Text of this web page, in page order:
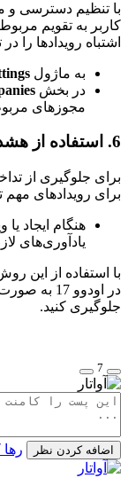
با تنظیم دسترسی و
کاربر به تقویم
اشتباه رویدادها را
به ماژول
در بخش
مجوزهای
6. استفاده از هشدارها و یادآوری‌ها
برای جلوگیری از
برای رویدادهای مهم
هنگام ایجاد
یادآوری‌های
با استفاده از این
در اودوو
جلوگیری کنید.
7
اضافه کردن نظر